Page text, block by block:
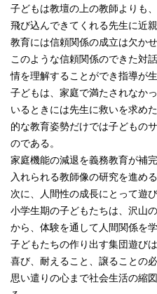
子どもは教壇の上の教師よりも
飛び込んできてくれる先生に近
教育には信頼関係の成立は欠か
このような信頼関係のできた対
情を理解することができ指導が
子どもは、家庭で満たされなか
いるときには先生に救いを求め
的な教育姿勢だけでは子どもの
のである。
家庭機能の減退を義務教育が補
入れられる教師像の研究を進め
次に、人間性の成長にとって遊
小学生期の子どもたちは、沢山
から、体験を通して人間関係を
子どもたちの作り出す集団遊び
喜び、耐えること、譲ることの
思い遣りの心まで社会生活の縮